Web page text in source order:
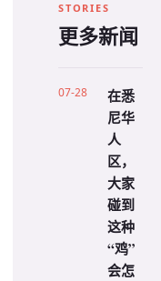
STORIES
更多新闻
07-28
在悉
尼华
人
区，
大家
碰到
这种
“鸡”
会怎